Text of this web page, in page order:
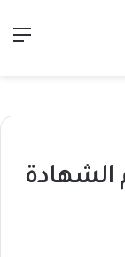
الشهادة